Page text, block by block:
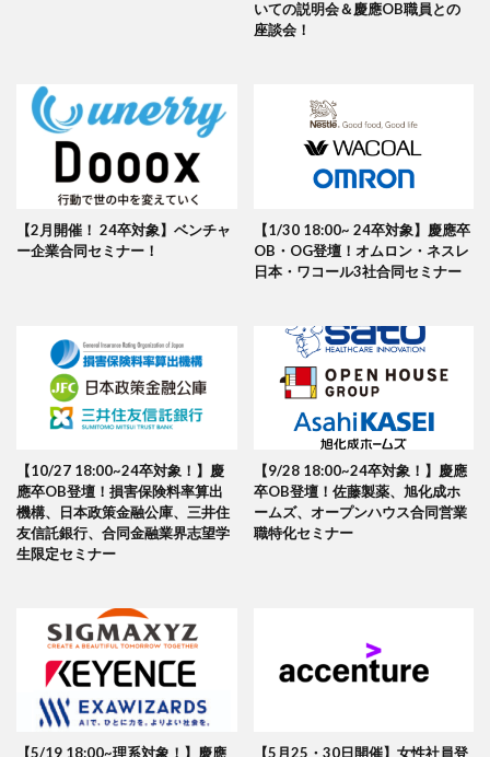
いての説明会＆慶應OB職員との
座談会！
【2月開催！ 24卒対象】ベンチャ
ー企業合同セミナー！
【1/30 18:00~ 24卒対象】慶應卒
OB・OG登壇！オムロン・ネスレ
日本・ワコール3社合同セミナー
【10/27 18:00~24卒対象！】慶
應卒OB登壇！損害保険料率算出
機構、日本政策金融公庫、三井住
友信託銀行、合同金融業界志望学
生限定セミナー
【9/28 18:00~24卒対象！】慶應
卒OB登壇！佐藤製薬、旭化成ホ
ームズ、オープンハウス合同営業
職特化セミナー
【5/19 18:00~理系対象！】慶應 【5月25・30日開催】女性社員登